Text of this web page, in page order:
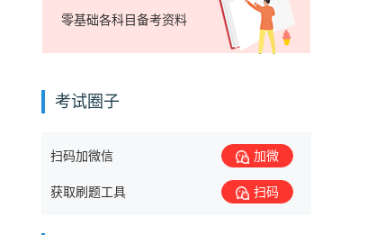
零基础各科目备考资料
考试圈子
扫码加微信 加微
获取刷题工具 扫码